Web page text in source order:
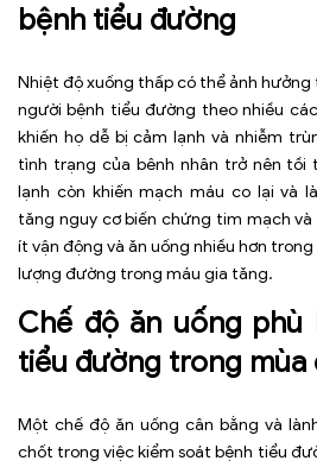
bệnh tiểu đường
Nhiệt độ xuống thấp có thể ảnh
người bệnh tiểu đường theo nhiều
khiến họ dễ bị cảm lạnh và nhiễm
tình trạng của bênh nhân trở nên tồi
lạnh còn khiến mạch máu co lại và
tăng nguy cơ biến chứng tim mạch
ít vận động và ăn uống nhiều hơn
lượng đường trong máu gia tăng.
Chế độ ăn uống
tiểu đường trong mùa
Một chế độ ăn uống cân bằng và
chốt trong việc kiểm soát bệnh tiểu